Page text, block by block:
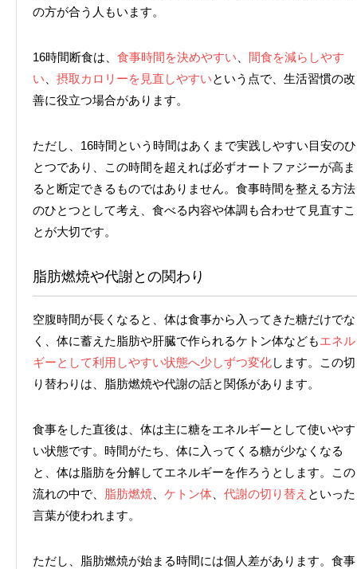
の方が合う人もいます。
16時間断食は、 食事時間を決めやすい
間食を減らしやす
い
摂取カロリーを見直しやすいという点で、生活習慣の改
善に役立つ場合があります。
ただし、16時間という時間はあくまで実践しやすい目安のひ
とつであり、この時間を超えれば必ずオートファジーが高ま
ると断定できるものではありません。食事時間を整える方法
のひとつとして考え、食べる内容や体調も合わせて見直すこ
とが大切です。
脂肪燃焼や代謝との関わり
空腹時間が長くなると、体は食事から入ってきた糖だけでな
く、体に蓄えた脂肪や肝臓で作られるケトン体などもエネル
ギーとして利用しやすい状態へ少しずつ変化します。この切
り替わりは、脂肪燃焼や代謝の話と関係があります。
食事をした直後は、体は主に糖をエネルギーとして使いやす
い状態です。時間がたち、体に入ってくる糖が少なくなる
と、体は脂肪を分解してエネルギーを作ろうとします。この
流れの中で、
脂肪燃焼 ケトン体 代謝の切り替え といった
言葉が使われます。
ただし、脂肪燃焼が始まる時間には個人差があります。食事